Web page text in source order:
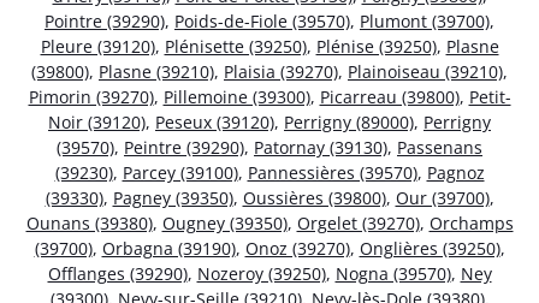
Pointre (39290), Poids-de-Fiole (39570), Plumont (39700),
Pleure (39120), Plénisette (39250), Plénise (39250), Plasne
(39800), Plasne (39210), Plaisia (39270), Plainoiseau (39210),
Pimorin (39270), Pillemoine (39300), Picarreau (39800), Petit-
Noir (39120), Peseux (39120), Perrigny (89000), Perrigny
(39570), Peintre (39290), Patornay (39130), Passenans
(39230), Parcey (39100), Pannessières (39570), Pagnoz
(39330), Pagney (39350), Oussières (39800), Our (39700),
Ounans (39380), Ougney (39350), Orgelet (39270), Orchamps
(39700), Orbagna (39190), Onoz (39270), Onglières (39250),
Offlanges (39290), Nozeroy (39250), Nogna (39570), Ney